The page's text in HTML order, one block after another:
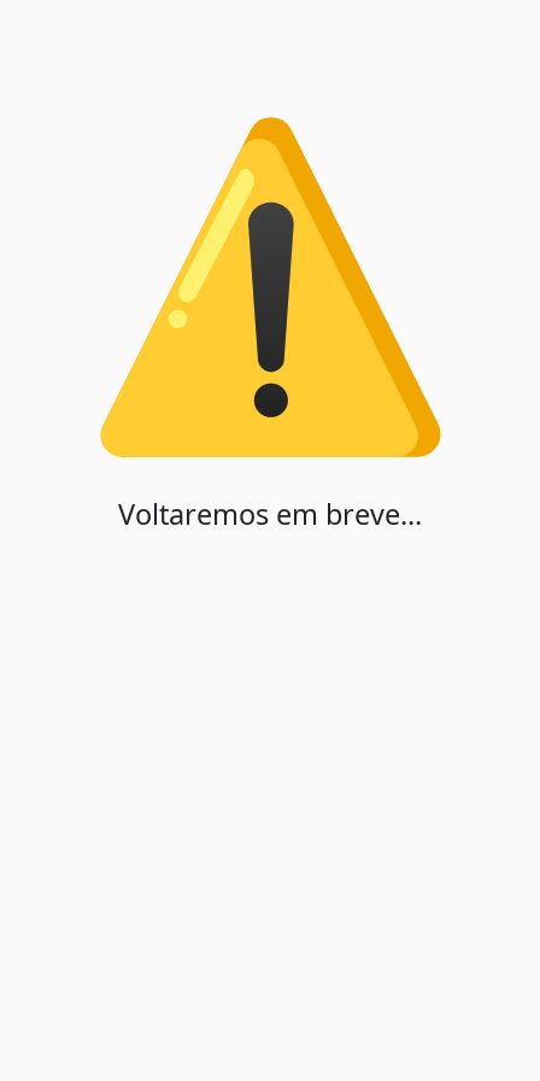
Voltaremos em breve...